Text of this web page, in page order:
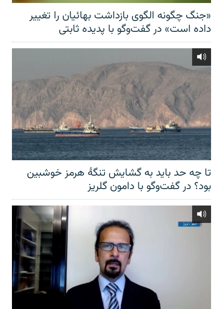
«جنگ چگونه الگوی بازداشت بهائیان را تغییر
داده است» در گفت‌وگو با پدیده ثابتی
تا چه حد باید به گشایش تنگهٔ هرمز خوشبین
بود؟ در گفت‌وگو با دامون گلریز